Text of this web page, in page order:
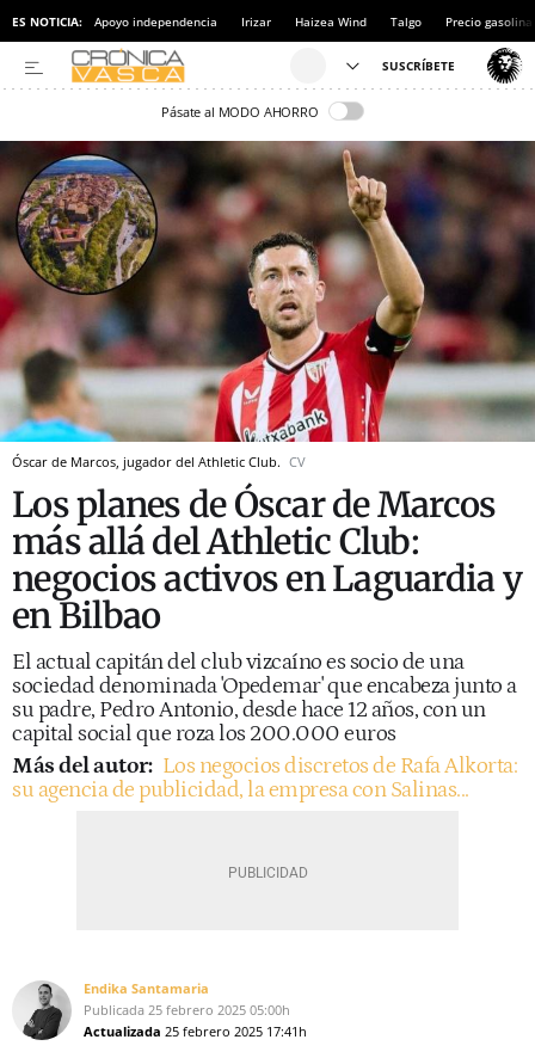
ES NOTICIA: Apoyo independencia Irizar Haizea Wind Talgo Precio gasolina
Pásate al MODO AHORRO
Óscar de Marcos, jugador del Athletic Club. CV
Los planes de Óscar de Marcos
más allá del Athletic Club:
negocios activos en Laguardia y
en Bilbao
El actual capitán del club vizcaíno es socio de una
sociedad denominada 'Opedemar' que encabeza junto a
su padre, Pedro Antonio, desde hace 12 años, con un
capital social que roza los 200.000 euros
Más del autor: Los negocios discretos de Rafa Alkorta:
su agencia de publicidad, la empresa con Salinas...
Endika Santamaria
Publicada 25 febrero 2025 05:00h
Actualizada 25 febrero 2025 17:41h